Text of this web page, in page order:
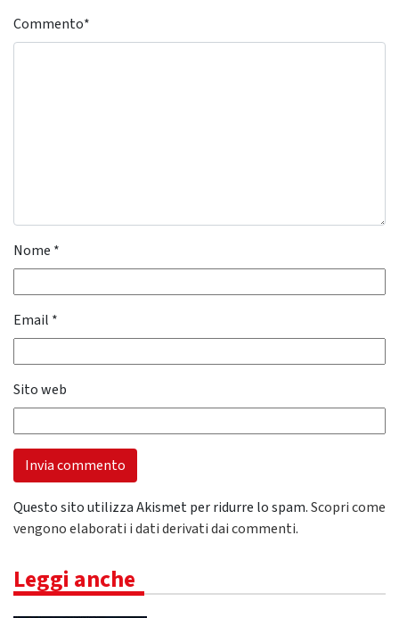
Commento*
Nome *
Email *
Sito web
Questo sito utilizza Akismet per ridurre lo spam.Scopri come
vengono elaborati i dati derivati dai commenti.
Leggi anche